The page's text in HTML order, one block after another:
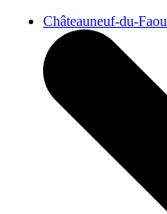
Châteauneuf-du-Faou